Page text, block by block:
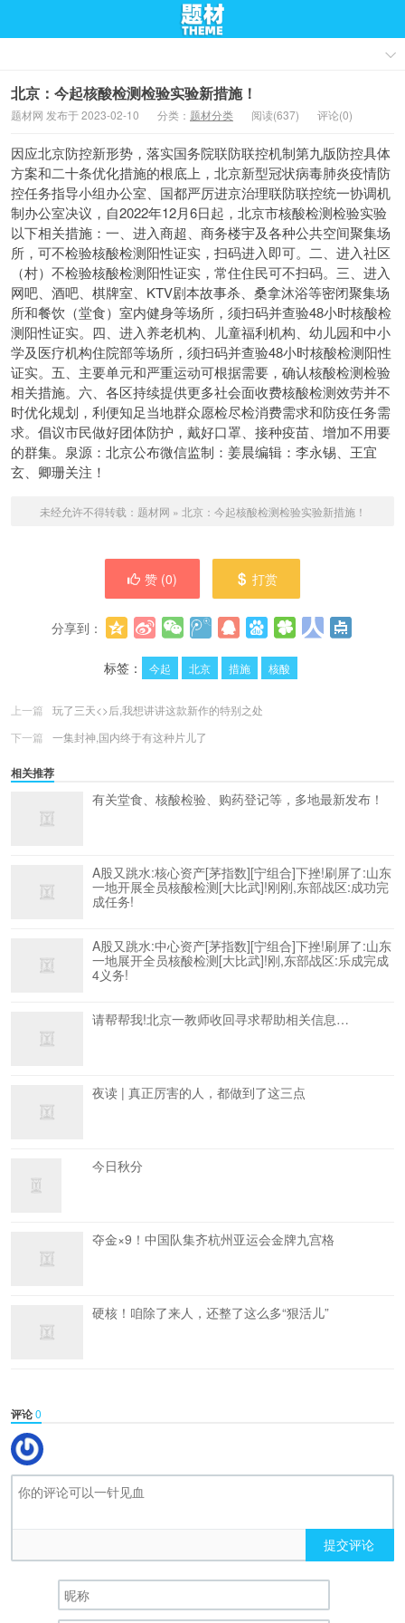
北京：今起核酸检测检验实验新措施！
题材网 发布于 2023-02-10 分类： 题材分类 阅读(637) 评论(0)
因应北京防控新形势，落实国务院联防联控机制第九版防控具体
方案和二十条优化措施的根底上，北京新型冠状病毒肺炎疫情防
控任务指导小组办公室、国都严厉进京治理联防联控统一协调机
制办公室决议，自2022年12月6日起，北京市核酸检测检验实验
以下相关措施：一、进入商超、商务楼宇及各种公共空间聚集场
所，可不检验核酸检测阳性证实，扫码进入即可。二、进入社区
（村）不检验核酸检测阳性证实，常住住民可不扫码。三、进入
网吧、酒吧、棋牌室、KTV剧本故事杀、桑拿沐浴等密闭聚集场
所和餐饮（堂食）室内健身等场所，须扫码并查验48小时核酸检
测阳性证实。四、进入养老机构、儿童福利机构、幼儿园和中小
学及医疗机构住院部等场所，须扫码并查验48小时核酸检测阳性
证实。五、主要单元和严重运动可根据需要，确认核酸检测检验
相关措施。六、各区持续提供更多社会面收费核酸检测效劳并不
时优化规划，利便知足当地群众愿检尽检消费需求和防疫任务需
求。倡议市民做好团体防护，戴好口罩、接种疫苗、增加不用要
的群集。泉源：北京公布微信监制：姜晨编辑：李永锡、王宜
玄、卿珊关注！
未经允许不得转载： 题材网 » 北京：今起核酸检测检验实验新措施！
赞 (0) 打赏
分享到：
标签：
今起 北京 措施 核酸
上一篇
玩了三天<>后,我想讲讲这款新作的特别之处
下一篇
一集封神,国内终于有这种片儿了
相关推荐
有关堂食、核酸检验、购药登记等，多地最新发布！
A股又跳水:核心资产[茅指数][宁组合]下挫!刷屏了:山东
一地开展全员核酸检测[大比武]!刚刚,东部战区:成功完
成任务!
A股又跳水:中心资产[茅指数][宁组合]下挫!刷屏了:山东
一地展开全员核酸检测[大比武]!刚,东部战区:乐成完成
4义务!
请帮帮我!北京一教师收回寻求帮助相关信息…
夜读 | 真正厉害的人，都做到了这三点
今日秋分
夺金×9！中国队集齐杭州亚运会金牌九宫格
硬核！咱除了来人，还整了这么多“狠活儿”
评论0
提交评论